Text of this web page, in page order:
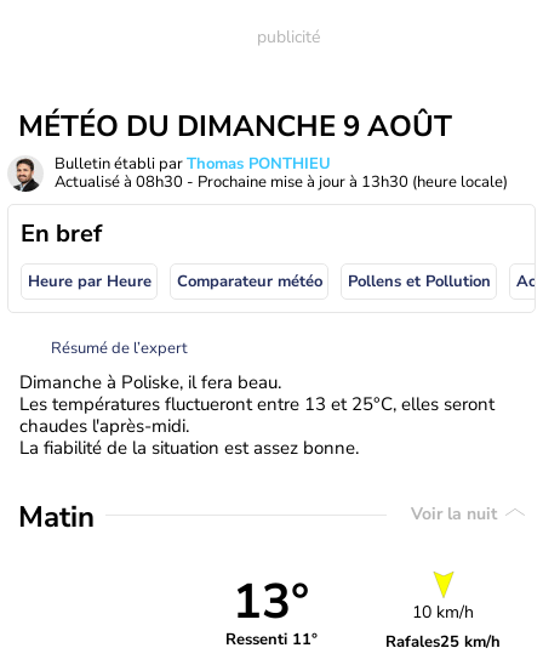
MÉTÉO DU DIMANCHE 9 AOÛT
Bulletin établi parThomas PONTHIEU
Actualisé à 08h30 - Prochaine mise à jour à 13h30 (heure locale)
En bref
Heure par Heure Comparateur météo Pollens et Pollution
Résumé de l’expert
Dimanche à Poliske, il fera beau.
Les températures fluctueront entre 13 et 25°C, elles seront
chaudes l'après-midi.
La fiabilité de la situation est assez bonne.
Matin Voir la nuit
13°
Ressenti 11°
10 km/h
Rafales25 km/h